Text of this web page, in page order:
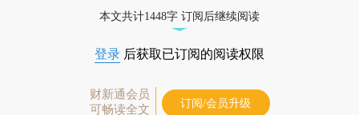
本文共计1448字 订阅后继续阅读
登录 后获取已订阅的阅读权限
财新通会员
可畅读全文
订阅/会员升级